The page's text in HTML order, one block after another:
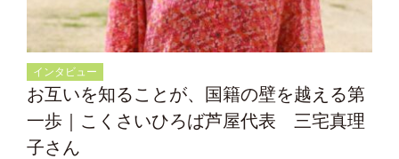
インタビュー
お互いを知ることが、国籍の壁を越える第
一歩｜こくさいひろば芦屋代表 三宅真理
子さん